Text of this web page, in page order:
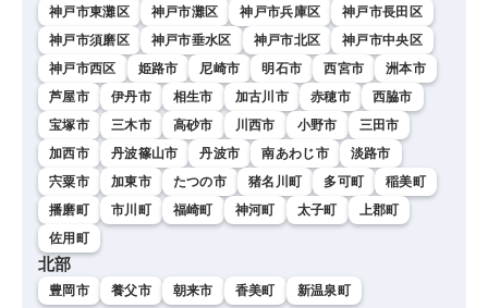
神戸市東灘区 神戸市灘区 神戸市兵庫区
神戸市長田区
神戸市須磨区
神戸市垂水区 神戸市北区
神戸市中央区
神戸市西区
姫路市 尼崎市 明石市 西宮市
洲本市
芦屋市
伊丹市 相生市 加古川市 赤穂市
西脇市
宝塚市
三木市 高砂市 川西市 小野市
三田市
加西市
丹波篠山市 丹波市 南あわじ市
淡路市
宍粟市
加東市 たつの市 猪名川町 多可町
稲美町
播磨町
市川町 福崎町 神河町 太子町
上郡町
佐用町
北部
豊岡市 養父市 朝来市 香美町 新温泉町